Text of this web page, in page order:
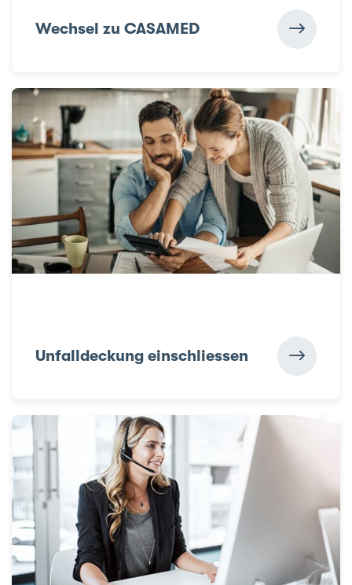
Wechsel zu CASAMED
Unfalldeckung einschliessen